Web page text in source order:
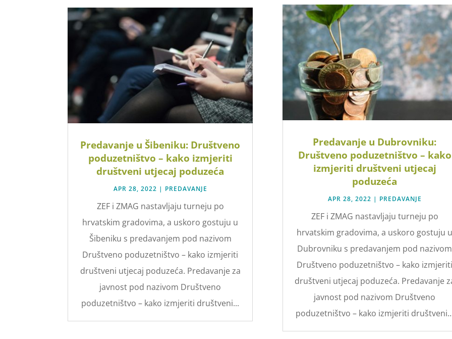
Predavanje u Šibeniku: Društveno
poduzetništvo – kako izmjeriti
društveni utjecaj poduzeća
APR 28, 2022 | PREDAVANJE
ZEF i ZMAG nastavljaju turneju po
hrvatskim gradovima, a uskoro gostuju u
Šibeniku s predavanjem pod nazivom
Društveno poduzetništvo – kako izmjeriti
društveni utjecaj poduzeća. Predavanje za
javnost pod nazivom Društveno
poduzetništvo – kako izmjeriti društveni...
Predavanje u Dubrovniku:
Društveno poduzetništvo – kako
izmjeriti društveni utjecaj
poduzeća
APR 28, 2022 | PREDAVANJE
ZEF i ZMAG nastavljaju turneju po
hrvatskim gradovima, a uskoro gostuju u
Dubrovniku s predavanjem pod nazivom
Društveno poduzetništvo – kako izmjeriti
društveni utjecaj poduzeća. Predavanje
javnost pod nazivom Društveno
poduzetništvo – kako izmjeriti